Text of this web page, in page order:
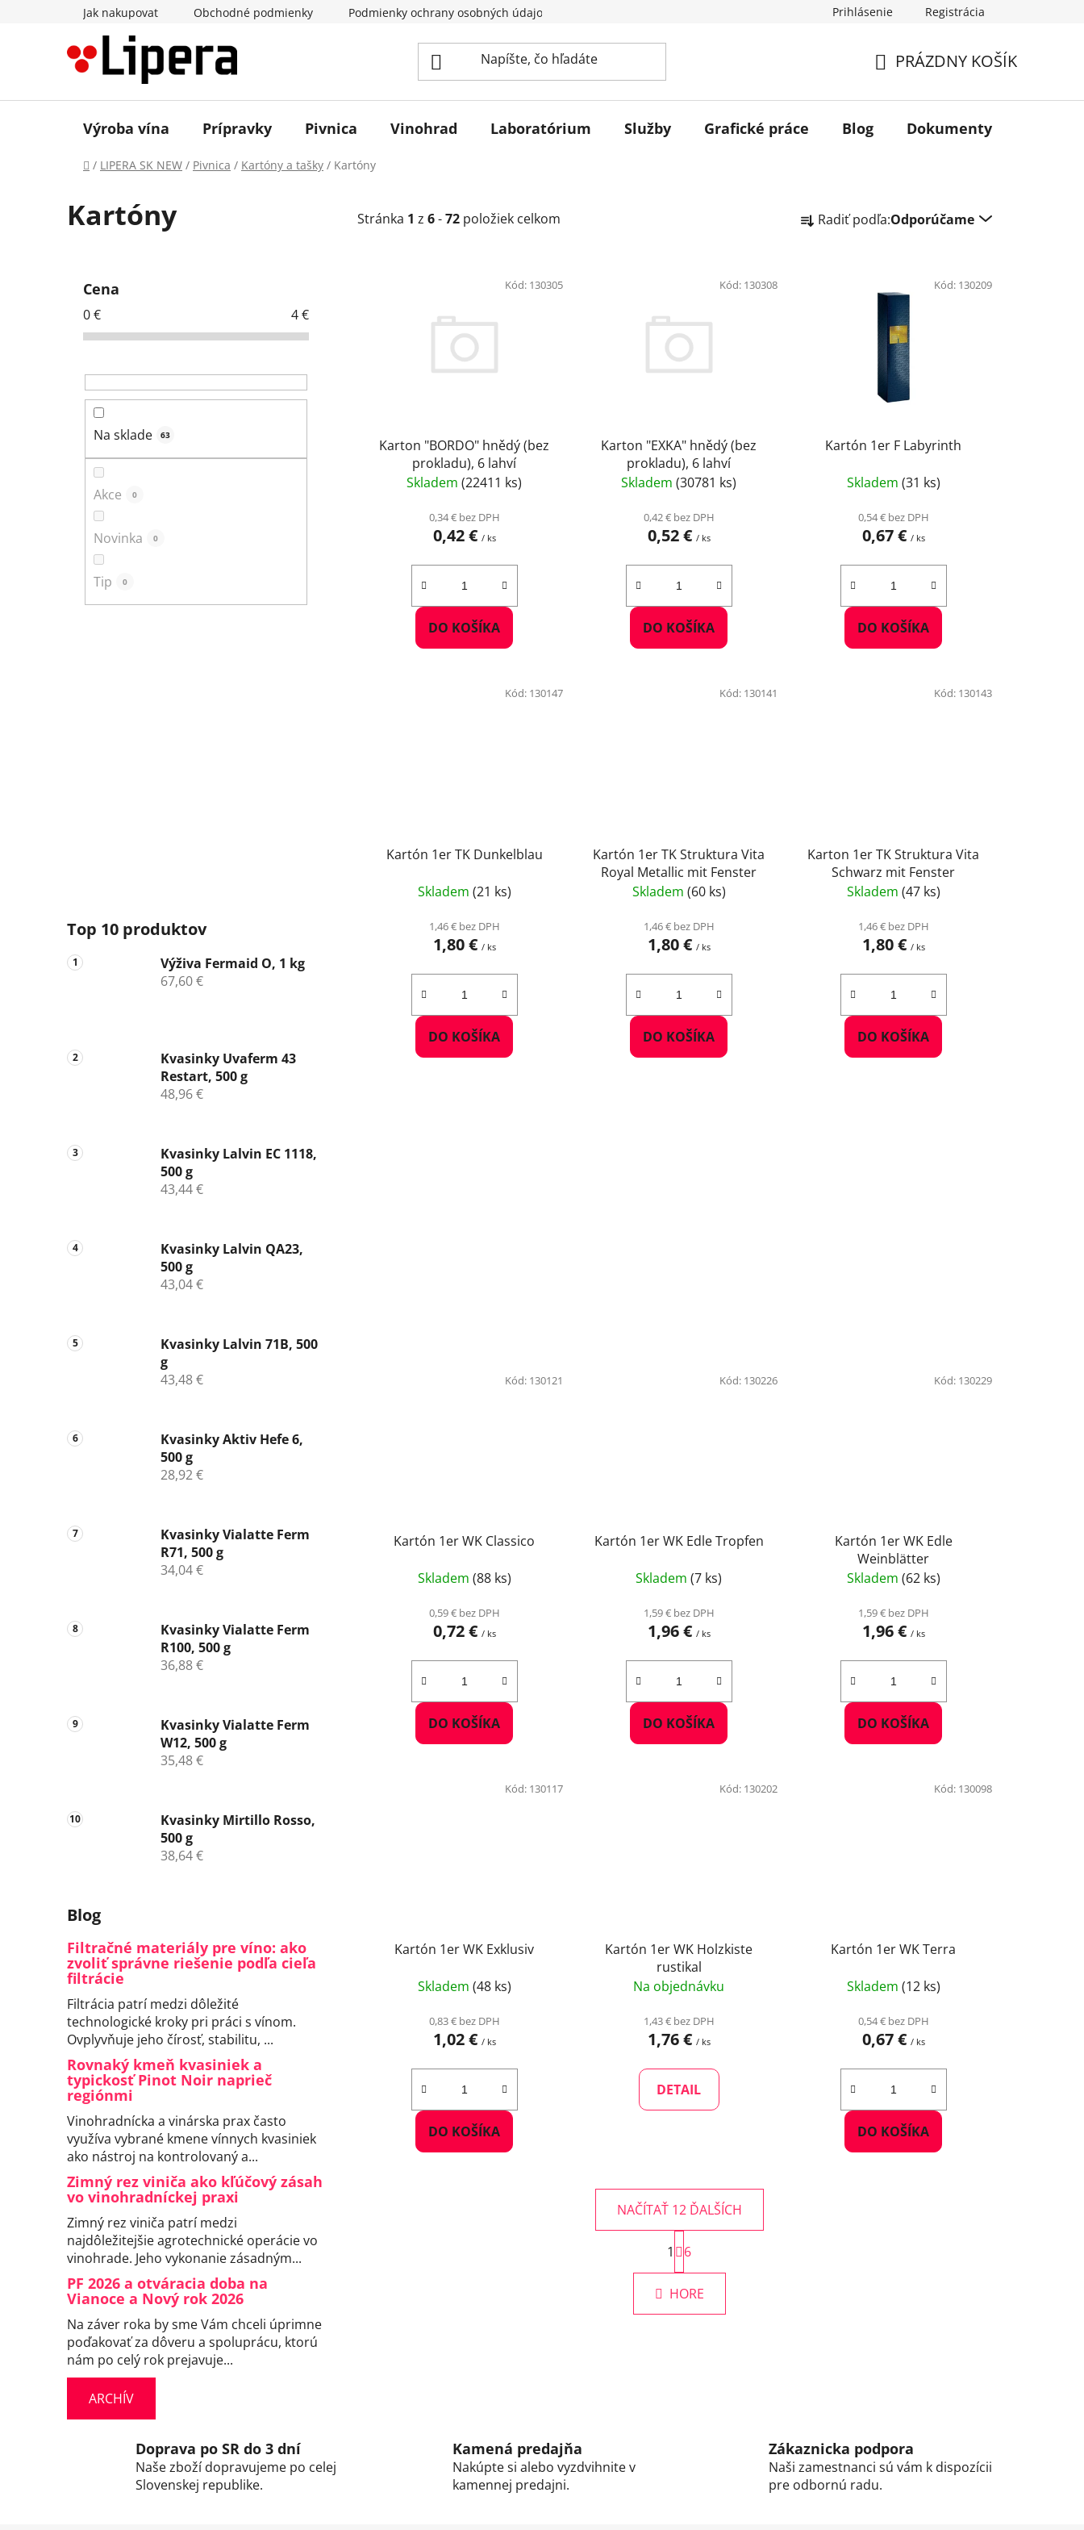
Jak nakupovat Obchodné podmienky Podmienky ochrany osobných údajov Prihlásenie Registrácia
KOŠÍK
PRÁZDNY KOŠÍK
Výroba vína Prípravky Pivnica Vinohrad Laboratórium Služby Grafické práce Blog Dokumenty
Domov
/ LIPERA SK NEW / Pivnica / Kartóny a tašky / Kartóny
Kartóny
Cena
0€ 4€
Na sklade 63
Akce 0
Novinka 0
Tip 0
Top 10 produktov
Výživa Fermaid O, 1 kg
67,60 €
Kvasinky Uvaferm 43
Restart, 500 g
48,96 €
Kvasinky Lalvin EC 1118,
500 g
43,44 €
Kvasinky Lalvin QA23,
500 g
43,04 €
Kvasinky Lalvin 71B, 500
g
43,48 €
Kvasinky Aktiv Hefe 6,
500 g
28,92 €
Kvasinky Vialatte Ferm
R71, 500 g
34,04 €
Kvasinky Vialatte Ferm
R100, 500 g
36,88 €
Kvasinky Vialatte Ferm
W12, 500 g
35,48 €
Kvasinky Mirtillo Rosso,
500 g
38,64 €
Blog
Filtračné materiály pre víno: ako
zvoliť správne riešenie podľa cieľa
filtrácie
Filtrácia patrí medzi dôležité
technologické kroky pri práci s vínom.
Ovplyvňuje jeho čírosť, stabilitu, ...
Rovnaký kmeň kvasiniek a
typickosť Pinot Noir naprieč
regiónmi
Vinohradnícka a vinárska prax často
využíva vybrané kmene vínnych kvasiniek
ako nástroj na kontrolovaný a...
Zimný rez viniča ako kľúčový zásah
vo vinohradníckej praxi
Zimný rez viniča patrí medzi
najdôležitejšie agrotechnické operácie vo
vinohrade. Jeho vykonanie zásadným...
PF 2026 a otváracia doba na
Vianoce a Nový rok 2026
Na záver roka by sme Vám chceli úprimne
poďakovať za dôveru a spoluprácu, ktorú
nám po celý rok prejavuje...
ARCHÍV
Stránka 1 z 6-72 položiek celkom a Radiť podľa:Odporúčame
Karton "BORDO" hnědý (bez
prokladu), 6 lahví
Skladem(22411 ks)
0,34 € bez DPH
0,42 € / ks
DO KOŠÍKA
Kód: 130305
Karton "EXKA" hnědý (bez
prokladu), 6 lahví
Skladem(30781 ks)
0,42 € bez DPH
0,52 € / ks
DO KOŠÍKA
Kód: 130308
Kartón 1er F Labyrinth
Skladem (31 ks)
0,54 € bez DPH
0,67 € / ks
DO KOŠÍKA
Kód: 130209
Kartón 1er TK Dunkelblau
Skladem (21 ks)
1,46 € bez DPH
1,80 € / ks
DO KOŠÍKA
Kód: 130147
Kartón 1er TK Struktura Vita
Royal Metallic mit Fenster
Skladem (60 ks)
1,46 € bez DPH
1,80 € / ks
DO KOŠÍKA
Kód: 130141
Karton 1er TK Struktura Vita
Schwarz mit Fenster
Skladem (47 ks)
1,46 € bez DPH
1,80 € / ks
DO KOŠÍKA
Kód: 130143
Kartón 1er WK Classico
Skladem (88 ks)
0,59 € bez DPH
0,72 € / ks
DO KOŠÍKA
Kód: 130121
Kartón 1er WK Edle Tropfen
Skladem(7 ks)
1,59 € bez DPH
1,96 € / ks
DO KOŠÍKA
Kód: 130226
Kartón 1er WK Edle
Weinblätter
Skladem (62 ks)
1,59 € bez DPH
1,96 € / ks
DO KOŠÍKA
Kód: 130229
Kartón 1er WK Exklusiv
Skladem (48 ks)
0,83 € bez DPH
1,02 € / ks
DO KOŠÍKA
Kód: 130117
Kartón 1er WK Holzkiste
rustikal
Na objednávku
1,43 € bez DPH
1,76 € / ks
DETAIL
Kód: 130202
Kartón 1er WK Terra
Skladem (12 ks)
0,54 € bez DPH
0,67 € / ks
DO KOŠÍKA
Kód: 130098
O
v
l
á
NAČÍTAŤ 12 ĎALŠÍCH
S
t
r
n
k
1 6
HORE
Doprava po SR do 3 dní
Naše zboží dopravujeme po celej
Slovenskej republike.
Kamená predajňa
Nakúpte si alebo vyzdvihnite v
kamennej predajni.
Zákaznicka podpora
Naši zamestnanci sú vám k dispozícii
pre odbornú radu.